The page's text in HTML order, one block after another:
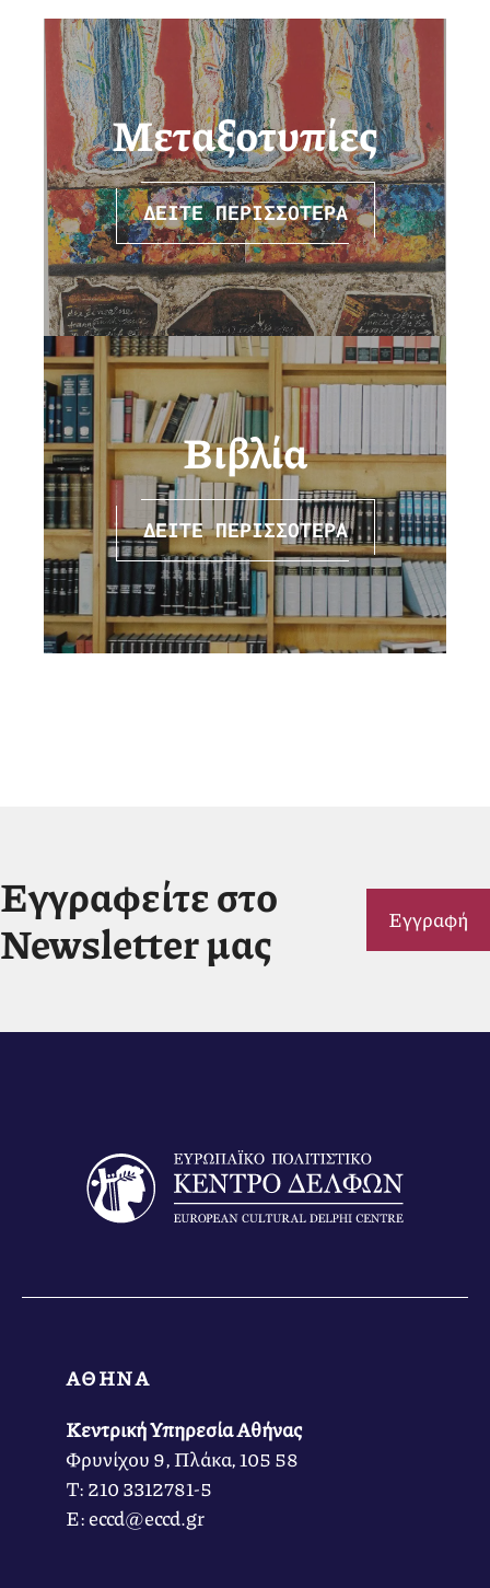
Μεταξοτυπίες
ΔΕΙΤΕ ΠΕΡΙΣΣΟΤΕΡΑ
Βιβλία
ΔΕΙΤΕ ΠΕΡΙΣΣΟΤΕΡΑ
Εγγραφείτε στο
Newsletter μας
Εγγραφή
ΑΘΗΝΑ
Κεντρική Υπηρεσία Αθήνας
Φρυνίχου 9, Πλάκα, 105 58
Τ: 210 3312781-5
Ε: eccd@eccd.gr